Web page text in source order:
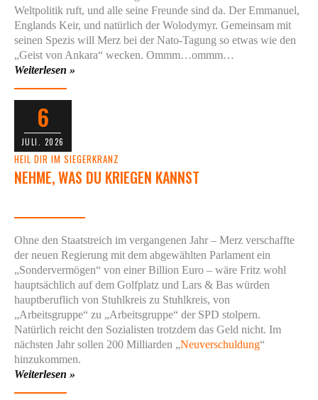
Weltpolitik ruft, und alle seine Freunde sind da. Der Emmanuel,
Englands Keir, und natürlich der Wolodymyr. Gemeinsam mit
seinen Spezis will Merz bei der Nato-Tagung so etwas wie den
„Geist von Ankara“ wecken. Ommm…ommm…
Weiterlesen »
6
JULI. 2026
HEIL DIR IM SIEGERKRANZ
NEHME, WAS DU KRIEGEN KANNST
Ohne den Staatstreich im vergangenen Jahr – Merz verschaffte
der neuen Regierung mit dem abgewählten Parlament ein
„Sondervermögen“ von einer Billion Euro – wäre Fritz wohl
hauptsächlich auf dem Golfplatz und Lars & Bas würden
hauptberuflich von Stuhlkreis zu Stuhlkreis, von
„Arbeitsgruppe“ zu „Arbeitsgruppe“ der SPD stolpern.
Natürlich reicht den Sozialisten trotzdem das Geld nicht. Im
nächsten Jahr sollen 200 Milliarden „Neuverschuldung“
hinzukommen.
Weiterlesen »